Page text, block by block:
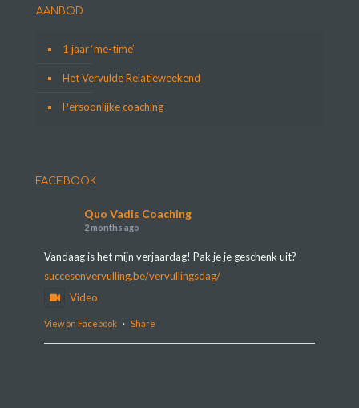
AANBOD
1 jaar ‘me-time’
Het Vervulde Relatieweekend
Persoonlijke coaching
FACEBOOK
Quo Vadis Coaching
2 months ago
Vandaag is het mijn verjaardag! Pak je je geschenk uit?
succesenvervulling.be/vervullingsdag/
Video
View on Facebook · Share